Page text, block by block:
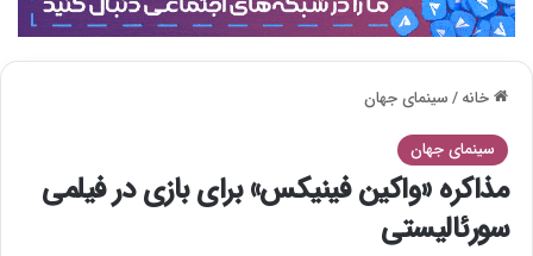
خانه/سینمای جهان
سینمای جهان
مذاکره «واکین فینیکس» برای بازی در فیلمی
سورئالیستی